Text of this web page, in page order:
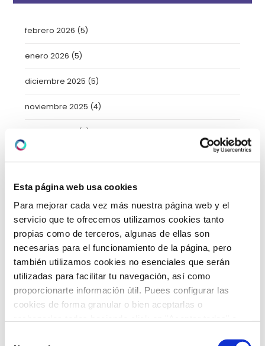
Esta página web usa cookies
Para mejorar cada vez más nuestra página web y el
servicio que te ofrecemos utilizamos cookies tanto
propias como de terceros, algunas de ellas son
necesarias para el funcionamiento de la página, pero
también utilizamos cookies no esenciales que serán
utilizadas para facilitar tu navegación, así como
proporcionarte información útil. Puees configurar las
cookies de forma granular o bien aceptarlas o
febrero 2026 (5)
enero 2026 (5)
diciembre 2025 (5)
noviembre 2025 (4)
(8)
agosto 2025 (2)
julio 2025(7)
junio 2025(6)
mayo 2025(6)
abril 2025
marzo 2025 (8)